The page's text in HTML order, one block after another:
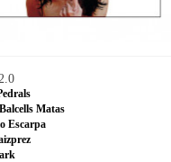
Matas
Escarpa